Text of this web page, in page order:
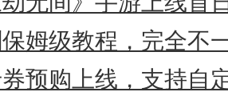
姆级教程，完全不
预购上线，支持自